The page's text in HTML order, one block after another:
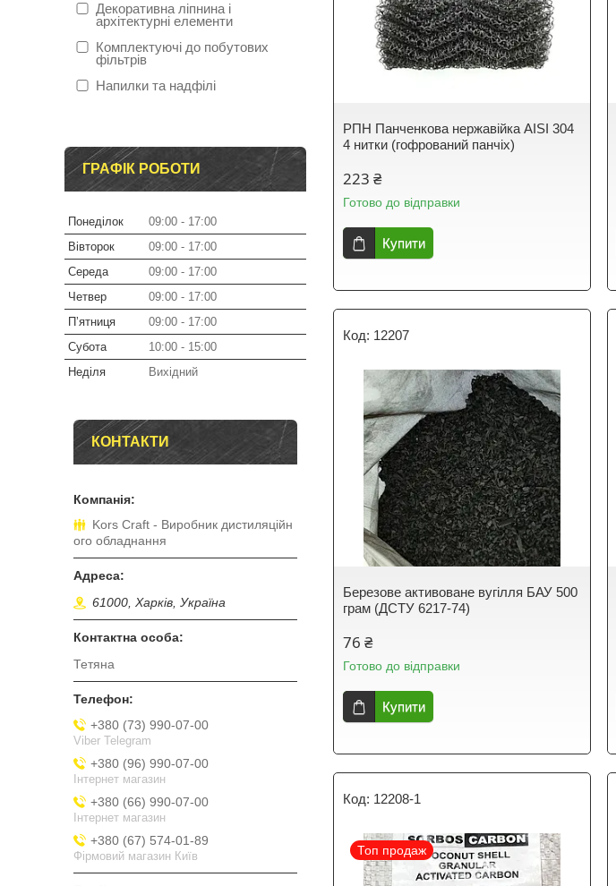
РПН Панченкова нержавійка АІЅІ 304
4 нитки (гофрований панчіх)
223 ₴
Готово до відправки
Купити
12207
Березове активоване вугілля БАУ 500
грам (ДСТУ 6217-74)
76 ₴
Готово до відправки
Купити
12208-1
Топ продаж
Декоративна ліпнина і
архітектурні елементи
Комплектуючі до побутових
фільтрів
Напилки та надфілі
ГРАФІК РОБОТИ
Понеділок 09:00
17:00
Вівторок
09:00
17:00
Середа
09:00
17:00
Четвер
09:00
17:00
Пʼятниця
09:00
17:00
Субота
10:00
15:00
Неділя
Вихідний
КОНТАКТИ
Kors Craft - Виробник дистиляційн
ого обладнання
61000, Харків, Україна
Тетяна
+380 (73) 990-07-00
Viber Telegram
+380 (96) 990-07-00
Інтернет магазин
+380 (66) 990-07-00
Інтернет магазин
+380 (67) 574-01-89
Фірмовий магазин Київ